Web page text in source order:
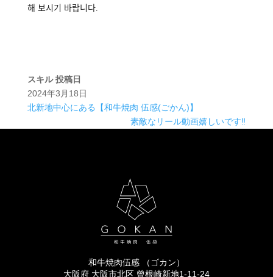
해 보시기 바랍니다.
スキル 投稿日
2024年3月18日
北新地中心にある【和牛焼肉 伍感(ごかん)】
素敵なリール動画嬉しいです‼️⁡
和牛焼肉伍感 （ゴカン）
大阪府 大阪市北区 曾根崎新地1-11-24